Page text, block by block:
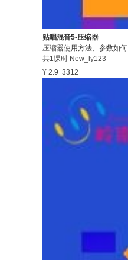
贴唱混音5-压缩器
压缩器使用方法、参数如何
共1课时 New_ly123
¥ 2.9 3312